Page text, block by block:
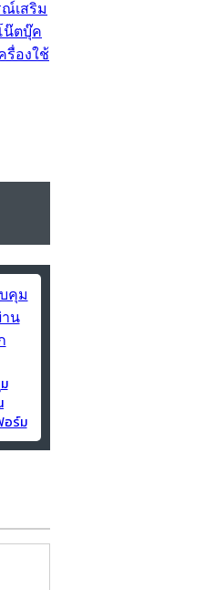
เสริม
น๊ตบุ๊ค
รื่องใช้
อร์ม